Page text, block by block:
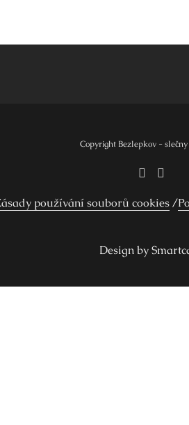
Copyright Bezlepkov -
používání souborů cookies
Design by